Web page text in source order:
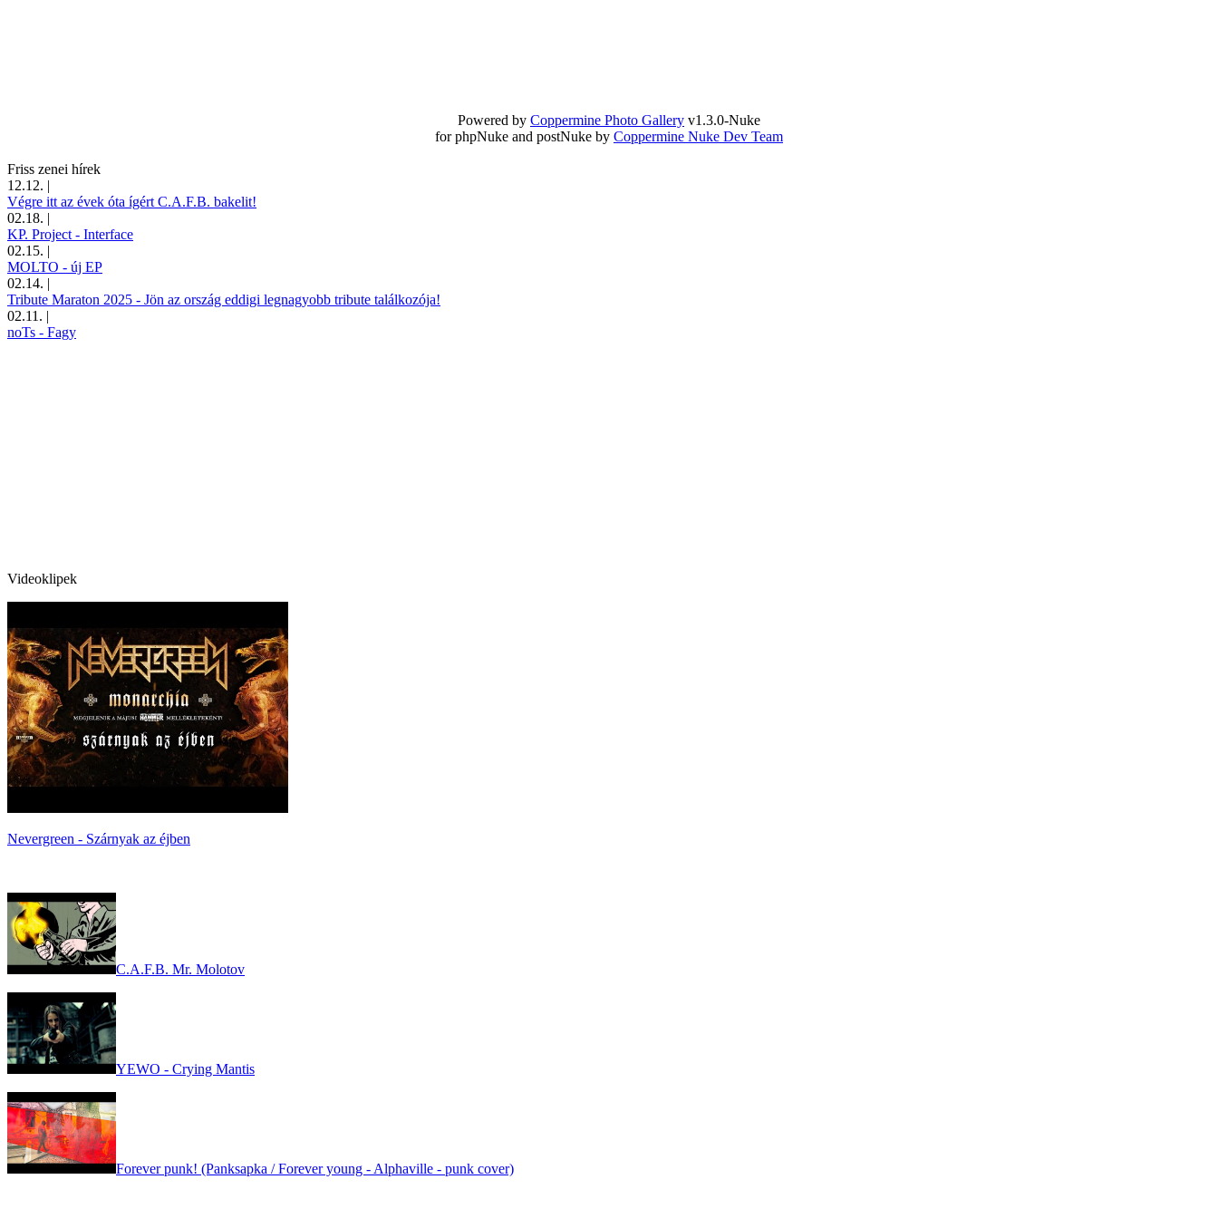
Powered by Coppermine Photo Gallery v1.3.0-Nuke
for phpNuke and postNuke by Coppermine Nuke Dev Team
Friss zenei hírek
12.12. |
Végre itt az évek óta ígért C.A.F.B. bakelit!
02.18. |
KP. Project - Interface
02.15. |
MOLTO - új EP
02.14. |
Tribute Maraton 2025 - Jön az ország eddigi legnagyobb tribute találkozója!
02.11. |
noTs - Fagy
Videoklipek
Nevergreen - Szárnyak az éjben
C.A.F.B. Mr. Molotov
YEWO - Crying Mantis
Forever punk! (Panksapka / Forever young - Alphaville - punk cover)